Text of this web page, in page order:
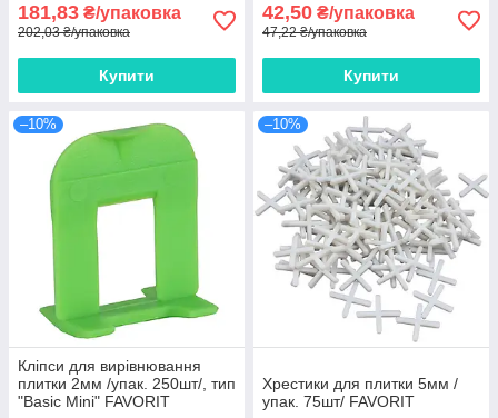
181,83 ₴/упаковка
202,03 ₴/упаковка
Купити
42,50 ₴/упаковка
47,22 ₴/упаковка
Купити
–10%
Кліпси для вирівнювання
плитки 2мм /упак. 250шт/, тип
"Basic Mini" FAVORIT
–10%
Хрестики для плитки 5мм /
упак. 75шт/ FAVORIT